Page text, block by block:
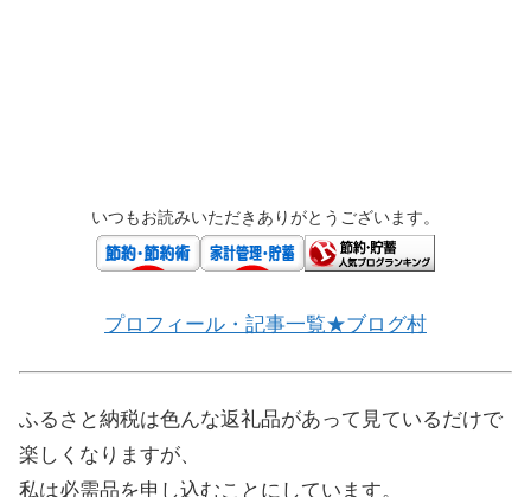
いつもお読みいただきありがとうございます。
プロフィール・記事一覧★ブログ村
ふるさと納税は色んな返礼品があって見ているだけで
楽しくなりますが、
私は必需品を申し込むことにしています。